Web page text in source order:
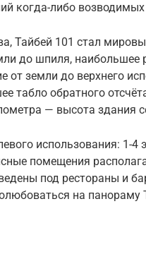
когда-либо
Тайбей 101 стал
до шпиля, наибольшее
от земли до верхнего
табло обратного
— высота здания
использования: 1-4
помещения
под рестораны и
на панораму